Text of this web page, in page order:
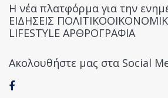
Η νέα πλατφόρμα για την
ΕΙΔΗΣΕΙΣ
LIFESTYLE ΑΡΘΡΟΓΡΑΦΙΑ
Ακολουθήστε μας στα Social